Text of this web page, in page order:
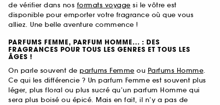
de vérifier dans nos formats voyage si le vôtre est
disponible pour emporter votre fragrance où que vous
alliez. Une belle aventure commence !
PARFUMS FEMME, PARFUM HOMME... : DES
FRAGRANCES POUR TOUS LES GENRES ET TOUS LES
ÂGES !
On parle souvent de parfums Femme ou Parfums Homme.
Ce qui les différencie ? Un parfum Femme est souvent plus
léger, plus floral ou plus sucré qu’un parfum Homme qui
sera plus boisé ou épicé. Mais en fait, il n’y a pas de